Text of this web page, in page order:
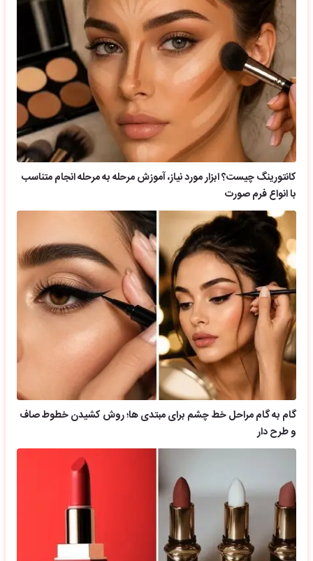
کانتورینگ چیست؟ ابزار مورد نیاز، آموزش مرحله به مرحله انجام متناسب
با انواع فرم صورت
گام به گام مراحل خط چشم برای مبتدی ها؛ روش کشیدن خطوط صاف
و طرح دار